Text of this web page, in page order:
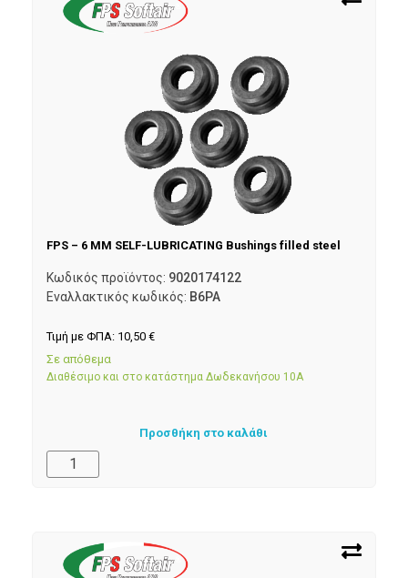
FPS – 6 MM SELF-LUBRICATING Bushings filled steel
Κωδικός προϊόντος: 9020174122
Εναλλακτικός κωδικός: B6PA
Τιμή με ΦΠΑ: 10,50 €
Σε απόθεμα
Διαθέσιμο και στο κατάστημα Δωδεκανήσου 10Α
Προσθήκη στο καλάθι